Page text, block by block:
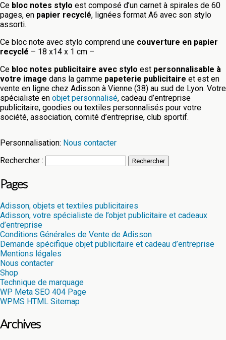
Ce bloc notes stylo est composé d’un carnet à spirales de 60
pages, en papier recyclé, lignées format A6 avec son stylo
assorti.
Ce bloc note avec stylo comprend une couverture en papier
recyclé – 18 x14 x 1 cm –
Ce bloc notes publicitaire avec stylo est personnalisable à
votre image dans la gamme papeterie publicitaire et est en
vente en ligne chez Adisson à Vienne (38) au sud de Lyon. Votre
spécialiste en objet personnalisé, cadeau d’entreprise
publicitaire, goodies ou textiles personnalisés pour votre
société, association, comité d’entreprise, club sportif.
Personnalisation: Nous contacter
Rechercher :
Pages
Adisson, objets et textiles publicitaires
Adisson, votre spécialiste de l’objet publicitaire et cadeaux
d’entreprise
Conditions Générales de Vente de Adisson
Demande spécifique objet publicitaire et cadeau d’entreprise
Mentions légales
Nous contacter
Shop
Technique de marquage
WP Meta SEO 404 Page
WPMS HTML Sitemap
Archives